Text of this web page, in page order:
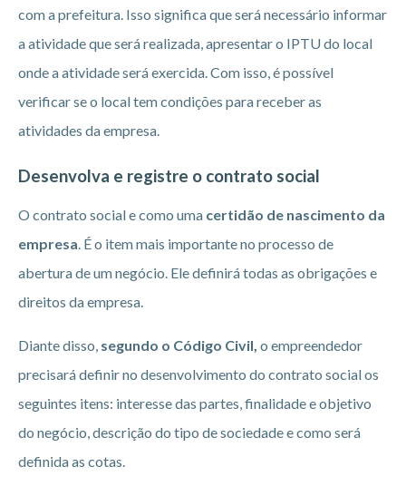
com a prefeitura. Isso significa que será necessário informar
a atividade que será realizada, apresentar o IPTU do local
onde a atividade será exercida. Com isso, é possível
verificar se o local tem condições para receber as
atividades da empresa.
Desenvolva e registre o contrato social
O contrato social e como uma certidão de nascimento da
empresa . É o item mais importante no processo de
abertura de um negócio. Ele definirá todas as obrigações e
direitos da empresa.
Diante disso, segundo o Código Civil, o empreendedor
precisará definir no desenvolvimento do contrato social os
seguintes itens: interesse das partes, finalidade e objetivo
do negócio, descrição do tipo de sociedade e como será
definida as cotas.